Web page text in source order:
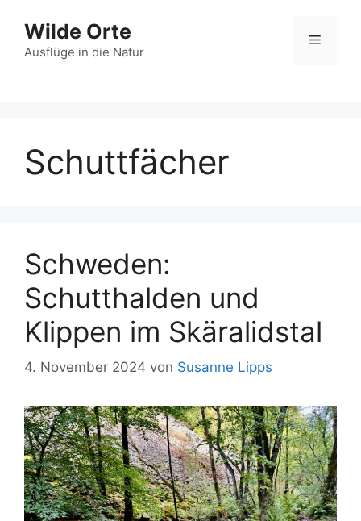
Inhalt
springen
Wilde Orte
Ausflüge in die Natur
Menü
Schuttfächer
Schweden:
Schutthalden und
Klippen im Skäralidstal
4. November 2024 von Susanne Lipps